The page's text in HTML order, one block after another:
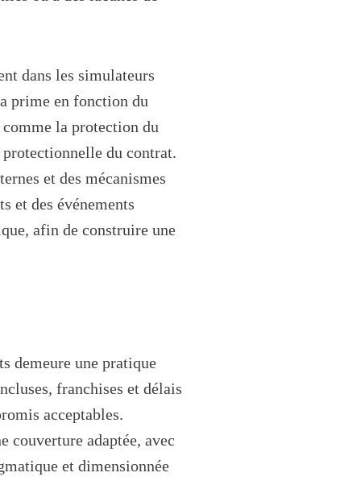
dans les simulateurs
prime en fonction du
la protection du
du contrat.
et des mécanismes
et des événements
afin de construire une
demeure une pratique
franchises et délais
acceptables.
couverture adaptée, avec
et dimensionnée